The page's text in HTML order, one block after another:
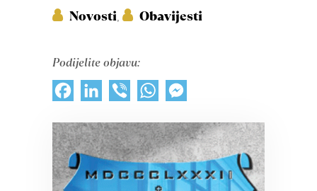
Novosti, Obavijesti
Podijelite objavu:
FacebookLinkedInViber WhatsApp